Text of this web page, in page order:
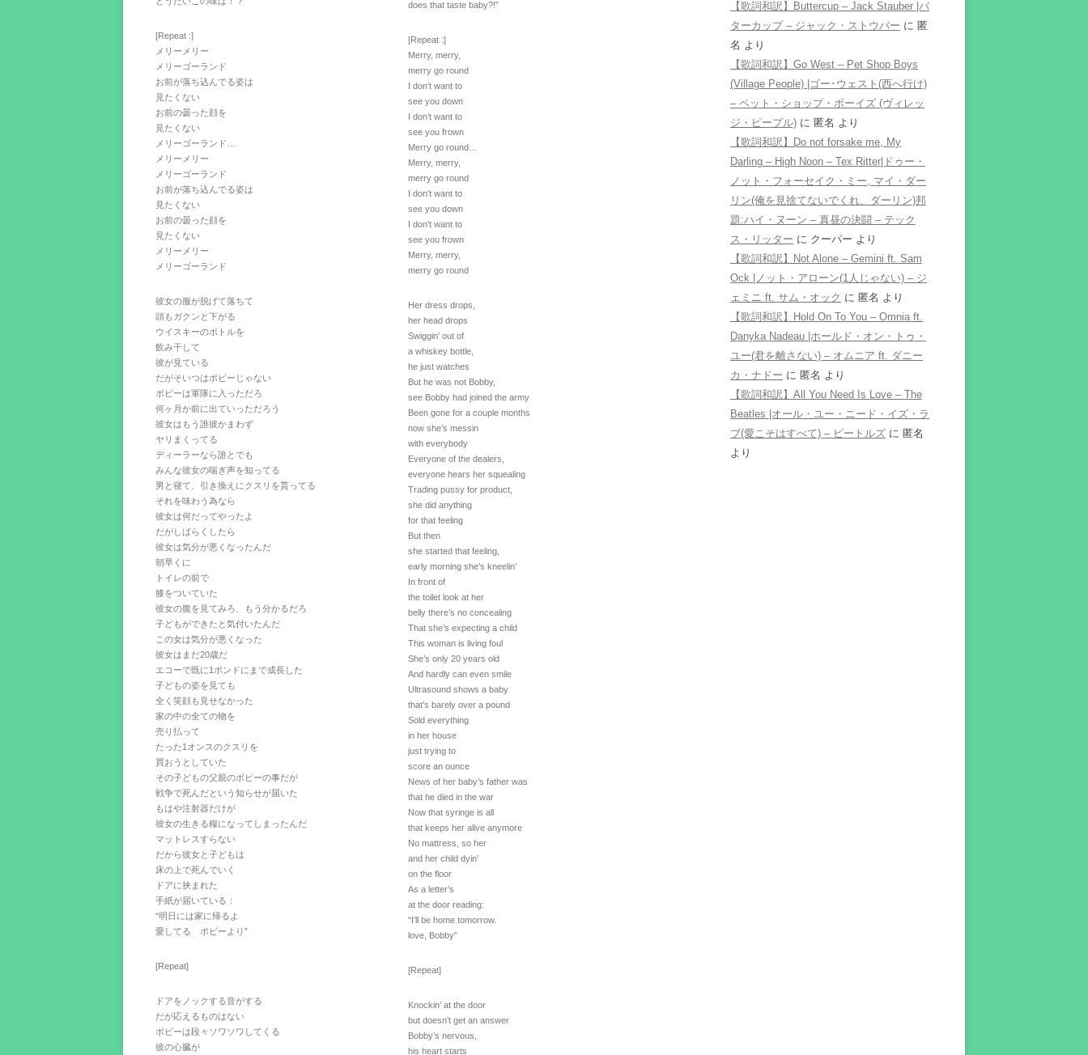
[Repeat :]
メリーメリー
メリーゴーランド
お前が落ち込んでる姿は
見たくない
お前の曇った顔を
見たくない
メリーゴーランド…
メリーメリー
メリーゴーランド
お前が落ち込んでる姿は
見たくない
お前の曇った顔を
見たくない
メリーメリー
メリーゴーランド
彼女の服が脱げて落ちて
頭もガクンと下がる
ウイスキーのボトルを
飲み干して
彼が見ている
だがそいつはボビーじゃない
ボビーは軍隊に入っただろ
何ヶ月か前に出ていっただろう
彼女はもう誰彼かまわず
ヤリまくってる
ディーラーなら誰とでも
みんな彼女の喘ぎ声を知ってる
男と寝て、引き換えにクスリを貰ってる
それを味わう為なら
彼女は何だってやったよ
だがしばらくしたら
彼女は気分が悪くなったんだ
朝早くに
トイレの前で
膝をついていた
彼女の腹を見てみろ、もう分かるだろ
子どもができたと気付いたんだ
この女は気分が悪くなった
彼女はまだ20歳だ
エコーで既に1ポンドにまで成長した
子どもの姿を見ても
全く笑顔も見せなかった
家の中の全ての物を
売り払って
たった1オンスのクスリを
買おうとしていた
その子どもの父親のボビーの事だが
戦争で死んだという知らせが届いた
もはや注射器だけが
彼女の生きる糧になってしまったんだ
マットレスすらない
だから彼女と子どもは
床の上で死んでいく
ドアに挟まれた
手紙が届いている：
“明日には家に帰るよ
愛してる ボビーより”
[Repeat]
ドアをノックする音がする
だが応えるものはない
ボビーは段々ソワソワしてくる
彼の心臓が
does that taste baby?!”
[Repeat :]
Merry, merry,
merry go round
I don’t want to
see you down
I don’t want to
see you frown
Merry go round…
Merry, merry,
merry go round
I don’t want to
see you down
I don’t want to
see you frown
Merry, merry,
merry go round
Her dress drops,
her head drops
Swiggin’ out of
a whiskey bottle,
he just watches
But he was not Bobby,
see Bobby had joined the army
Been gone for a couple months
now she’s messin
with everybody
Everyone of the dealers,
everyone hears her squealing
Trading pussy for product,
she did anything
for that feeling
But then
she started that feeling,
early morning she’s kneelin’
In front of
the toilet look at her
belly there’s no concealing
That she’s expecting a child
This woman is living foul
She’s only 20 years old
And hardly can even smile
Ultrasound shows a baby
that’s barely over a pound
Sold everything
in her house
just trying to
score an ounce
News of her baby’s father was
that he died in the war
Now that syringe is all
that keeps her alive anymore
No mattress, so her
and her child dyin’
on the floor
As a letter’s
at the door reading:
“I’ll be home tomorrow.
love, Bobby”
[Repeat]
Knockin’ at the door
but doesn’t get an answer
Bobby’s nervous,
his heart starts
【歌詞和訳】Buttercup – Jack Stauber |バ
ターカップ – ジャック・ストウバー に 匿
名 より
【歌詞和訳】Go West – Pet Shop Boys
(Village People) |ゴー･ウェスト(西へ行け)
– ペット・ショップ・ボーイズ (ヴィレッ
ジ・ピープル) に 匿名 より
【歌詞和訳】Do not forsake me, My
Darling – High Noon – Tex Ritter|ドゥー・
ノット・フォーセイク・ミー, マイ・ダー
リン(俺を見捨てないでくれ、ダーリン)邦
題:ハイ・ヌーン – 真昼の決闘 – テック
ス・リッター に クーパー より
【歌詞和訳】Not Alone – Gemini ft. Sam
Ock |ノット・アローン(1人じゃない) – ジ
ェミニ ft. サム・オック に 匿名 より
【歌詞和訳】Hold On To You – Omnia ft.
Danyka Nadeau |ホールド・オン・トゥ・
ユー(君を離さない) – オムニア ft. ダニー
カ・ナドー に 匿名 より
【歌詞和訳】All You Need Is Love – The
Beatles |オール・ユー・ニード・イズ・ラ
ブ(愛こそはすべて) – ビートルズ に 匿名
より